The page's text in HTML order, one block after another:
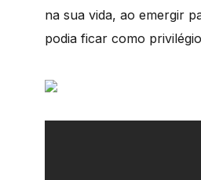
na sua vida, ao emergir
podia ficar como